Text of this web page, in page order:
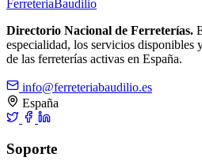
FerreteriaBaudilio
Directorio Nacional de Ferreterías.
especialidad, los servicios disponibles
de las ferreterías activas en España.
info@ferreteriabaudilio.es
España
Soporte